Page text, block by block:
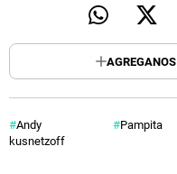
Andy
kusnetzoff
Pampita